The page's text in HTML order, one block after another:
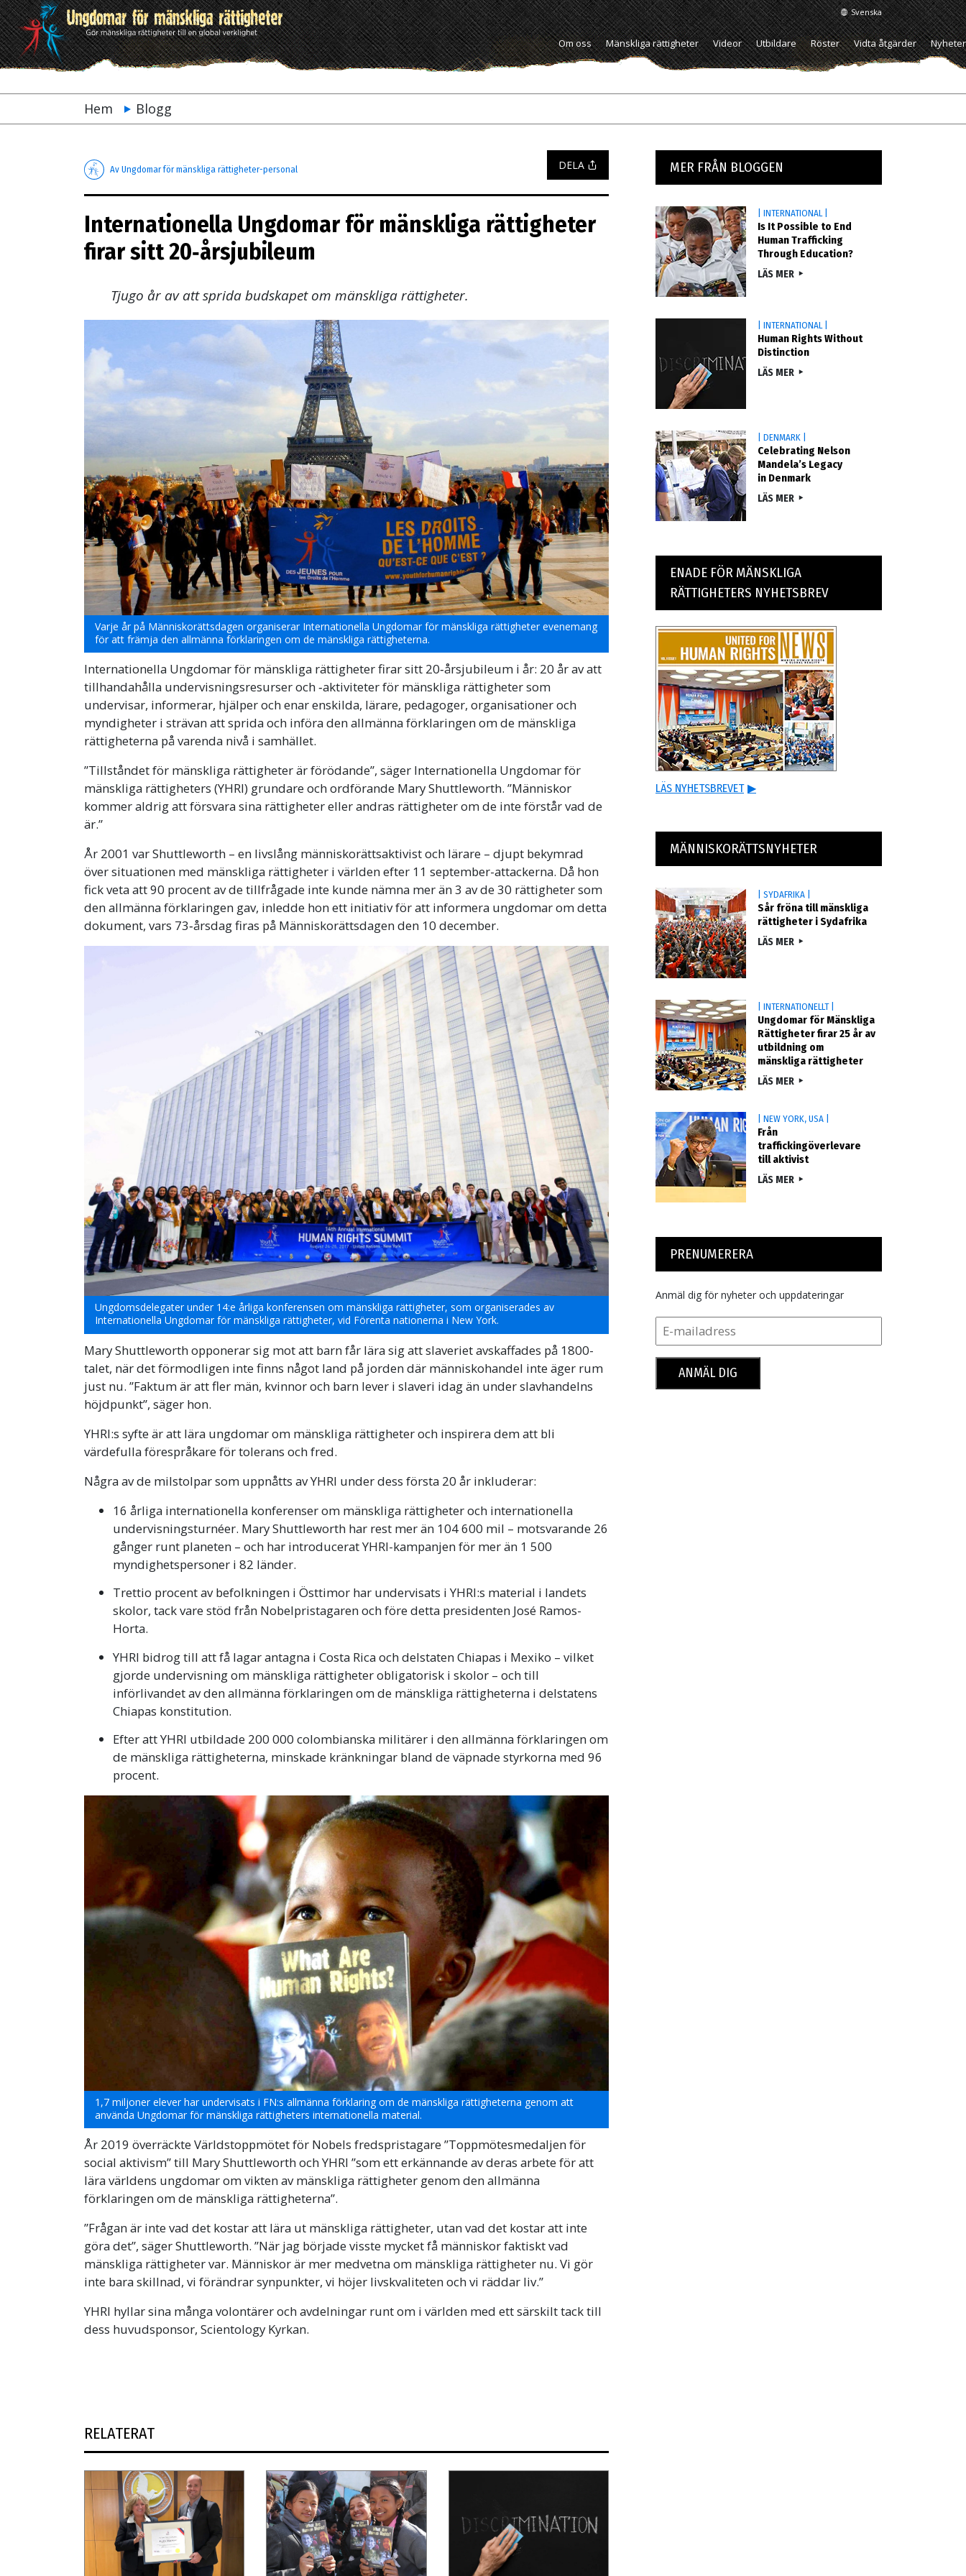
Svenska
Om oss Mänskliga rättigheter Videor Utbildare Röster Vidta åtgärder Nyheter
Hem Blogg
Av Ungdomar för mänskliga rättigheter-personal DELA
Internationella Ungdomar för mänskliga rättigheter
firar sitt 20‑årsjubileum
Tjugo år av att sprida budskapet om mänskliga rättigheter.
Varje år på Människorättsdagen organiserar Internationella Ungdomar för mänskliga rättigheter evenemang
för att främja den allmänna förklaringen om de mänskliga rättigheterna.
Internationella Ungdomar för mänskliga rättigheter firar sitt 20‑årsjubileum i år: 20 år av att
tillhandahålla undervisningsresurser och ‑aktiviteter för mänskliga rättigheter som
undervisar, informerar, hjälper och enar enskilda, lärare, pedagoger, organisationer och
myndigheter i strävan att sprida och införa den allmänna förklaringen om de mänskliga
rättigheterna på varenda nivå i samhället.
”Tillståndet för mänskliga rättigheter är förödande”, säger Internationella Ungdomar för
mänskliga rättigheters (YHRI) grundare och ordförande Mary Shuttleworth. ”Människor
kommer aldrig att försvara sina rättigheter eller andras rättigheter om de inte förstår vad de
är.”
År 2001 var Shuttleworth – en livslång människorättsaktivist och lärare – djupt bekymrad
över situationen med mänskliga rättigheter i världen efter 11 september-attackerna. Då hon
fick veta att 90 procent av de tillfrågade inte kunde nämna mer än 3 av de 30 rättigheter som
den allmänna förklaringen gav, inledde hon ett initiativ för att informera ungdomar om detta
dokument, vars 73‑årsdag firas på Människorättsdagen den 10 december.
Ungdomsdelegater under 14:e årliga konferensen om mänskliga rättigheter, som organiserades av
Internationella Ungdomar för mänskliga rättigheter, vid Förenta nationerna i New York.
Mary Shuttleworth opponerar sig mot att barn får lära sig att slaveriet avskaffades på 1800-
talet, när det förmodligen inte finns något land på jorden där människohandel inte äger rum
just nu. ”Faktum är att fler män, kvinnor och barn lever i slaveri idag än under slavhandelns
höjdpunkt”, säger hon.
YHRI:s syfte är att lära ungdomar om mänskliga rättigheter och inspirera dem att bli
värdefulla förespråkare för tolerans och fred.
Några av de milstolpar som uppnåtts av YHRI under dess första 20 år inkluderar:
16 årliga internationella konferenser om mänskliga rättigheter och internationella
undervisningsturnéer. Mary Shuttleworth har rest mer än 104 600 mil – motsvarande 26
gånger runt planeten – och har introducerat YHRI-kampanjen för mer än 1 500
myndighetspersoner i 82 länder.
Trettio procent av befolkningen i Östtimor har undervisats i YHRI:s material i landets
skolor, tack vare stöd från Nobelpristagaren och före detta presidenten José Ramos-
Horta.
YHRI bidrog till att få lagar antagna i Costa Rica och delstaten Chiapas i Mexiko – vilket
gjorde undervisning om mänskliga rättigheter obligatorisk i skolor – och till
införlivandet av den allmänna förklaringen om de mänskliga rättigheterna i delstatens
Chiapas konstitution.
Efter att YHRI utbildade 200 000 colombianska militärer i den allmänna förklaringen om
de mänskliga rättigheterna, minskade kränkningar bland de väpnade styrkorna med 96
procent.
1,7 miljoner elever har undervisats i FN:s allmänna förklaring om de mänskliga rättigheterna genom att
använda Ungdomar för mänskliga rättigheters internationella material.
År 2019 överräckte Världstoppmötet för Nobels fredspristagare ”Toppmötesmedaljen för
social aktivism” till Mary Shuttleworth och YHRI ”som ett erkännande av deras arbete för att
lära världens ungdomar om vikten av mänskliga rättigheter genom den allmänna
förklaringen om de mänskliga rättigheterna”.
”Frågan är inte vad det kostar att lära ut mänskliga rättigheter, utan vad det kostar att inte
göra det”, säger Shuttleworth. ”När jag började visste mycket få människor faktiskt vad
mänskliga rättigheter var. Människor är mer medvetna om mänskliga rättigheter nu. Vi gör
inte bara skillnad, vi förändrar synpunkter, vi höjer livskvaliteten och vi räddar liv.”
YHRI hyllar sina många volontärer och avdelningar runt om i världen med ett särskilt tack till
dess huvudsponsor, Scientology Kyrkan.
RELATERAT
MER FRÅN BLOGGEN
| INTERNATIONAL |
Is It Possible to End
Human Trafficking
Through Education?
LÄS MER
| INTERNATIONAL |
Human Rights Without
Distinction
LÄS MER
| DENMARK |
Celebrating Nelson
Mandela’s Legacy
in Denmark
LÄS MER
ENADE FÖR MÄNSKLIGA
RÄTTIGHETERS NYHETSBREV
LÄS NYHETSBREVET ▶
MÄNNISKORÄTTSNYHETER
| SYDAFRIKA |
Sår fröna till mänskliga
rättigheter i Sydafrika
LÄS MER
| INTERNATIONELLT |
Ungdomar för Mänskliga
Rättigheter firar 25 år av
utbildning om
mänskliga rättigheter
LÄS MER
| NEW YORK, USA |
Från
traffickingöverlevare
till aktivist
LÄS MER
PRENUMERERA
Anmäl dig för nyheter och uppdateringar
ANMÄL DIG